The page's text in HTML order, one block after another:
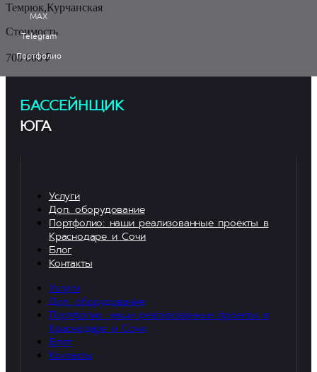
MAX
Telegram
Портфолио
Темрюк,Курчанская
Стоимость
700 000 ₽
БАССЕЙНЩИК
ЮГА
Услуги
Доп. оборудование
Портфолио: наши реализованные проекты в
Краснодаре и Сочи
Блог
Контакты
Услуги
Доп. оборудование
Портфолио: наши реализованные проекты в
Краснодаре и Сочи
Блог
Контакты